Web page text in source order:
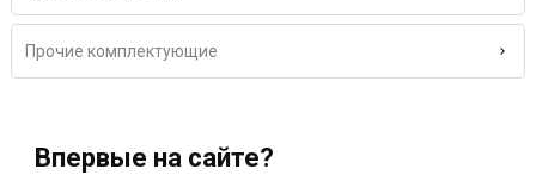
Прочие комплектующие
Впервые на сайте?